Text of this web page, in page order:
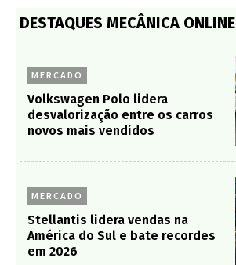
DESTAQUES MECÂNICA ONLINE
MERCADO
Volkswagen Polo lidera
desvalorização entre os carros
novos mais vendidos
MERCADO
Stellantis lidera vendas na
América do Sul e bate recordes
em 2026